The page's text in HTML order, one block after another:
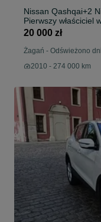
Nissan Qashqai+2
Pierwszy właściciel
20 000 zł
Żagań - Odświeżono
2010 - 274 000 km